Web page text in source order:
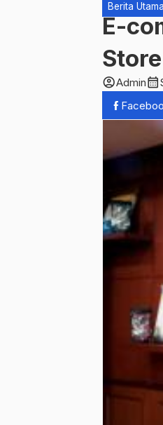
Berita Utama
E-
account_circleAdmincalendar_month